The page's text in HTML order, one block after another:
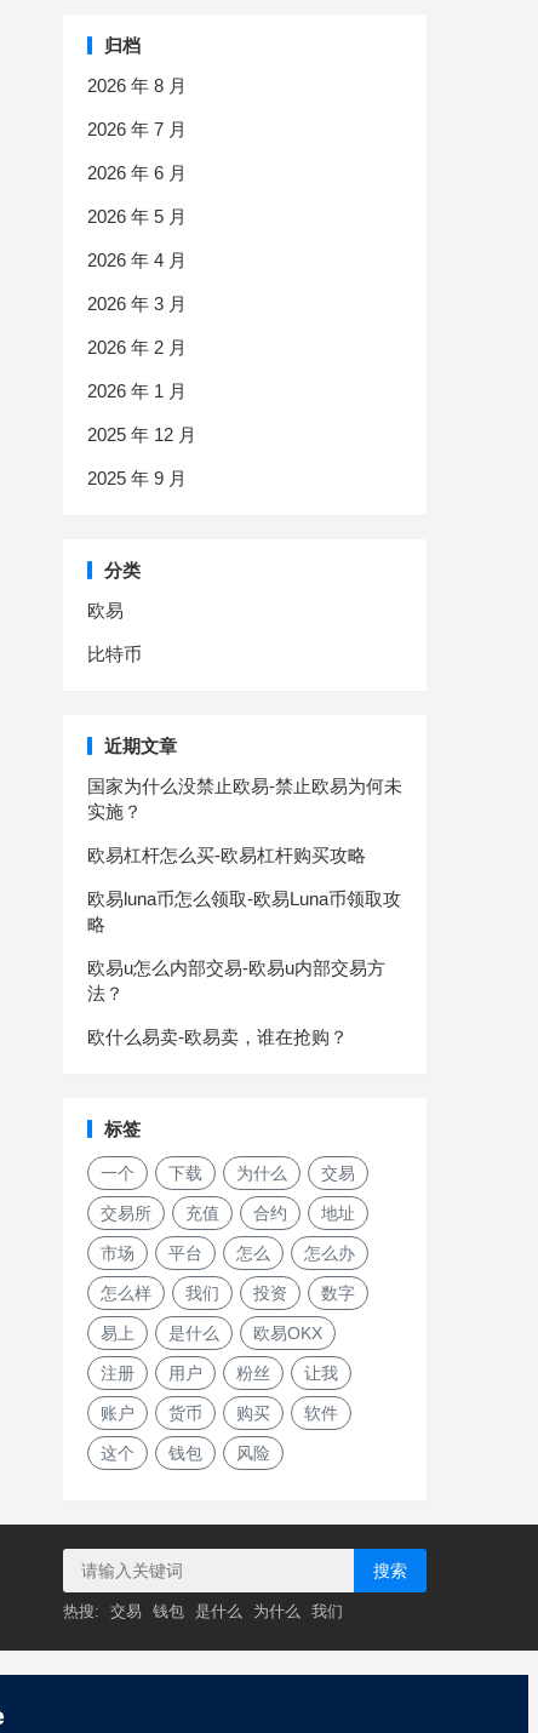
归档
2026 年 8 月
2026 年 7 月
2026 年 6 月
2026 年 5 月
2026 年 4 月
2026 年 3 月
2026 年 2 月
2026 年 1 月
2025 年 12 月
2025 年 9 月
分类
欧易
比特币
近期文章
国家为什么没禁止欧易-禁止欧易为何未
实施？
欧易杠杆怎么买-欧易杠杆购买攻略
欧易luna币怎么领取-欧易Luna币领取攻
略
欧易u怎么内部交易-欧易u内部交易方
法？
欧什么易卖-欧易卖，谁在抢购？
标签
一个 下载 为什么 交易
交易所 充值 合约 地址
市场 平台 怎么 怎么办
怎么样 我们 投资 数字
易上 是什么 欧易OKX
注册 用户 粉丝 让我
账户 货币 购买 软件
这个 钱包 风险
搜索
热搜: 交易 钱包 是什么 为什么 我们